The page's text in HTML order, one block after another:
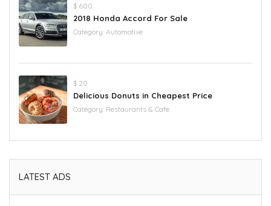
$ 600
2018 Honda Accord For Sale
Category: Automotive
$ 20
Delicious Donuts in Cheapest Price
Category: Restaurants & Cafe
LATEST ADS